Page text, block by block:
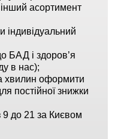
асортимент
індивідуальний
БАД і здоров’я
в нас);
хвилин оформити
постійної знижки
9 до 21 за Києвом